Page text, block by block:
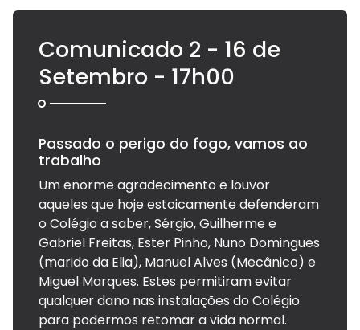
Comunicado 2 - 16 de
Setembro - 17h00
Passado o perigo do fogo, vamos ao
trabalho
Um enorme agradecimento e louvor
aqueles que hoje estoicamente defenderam
o Colégio a saber, Sérgio, Guilherme e
Gabriel Freitas, Ester Pinho, Nuno Domingues
(marido da Elia), Manuel Alves (Mecânico) e
Miguel Marques. Estes permitiram evitar
qualquer dano nas instalações do Colégio
para podermos retomar a vida normal.